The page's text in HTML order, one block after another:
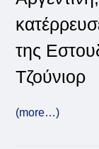
της
Τζούνιορ
(more…)